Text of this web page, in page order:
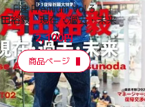
F速 Premium Vol.3
裕毅 現在・過去・未来
2,100円
商品ページ